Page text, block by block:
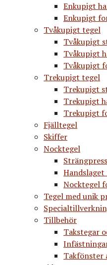
Enkupigt
Enkupigt
Tvåkupigt tegel
Tvåkupigt
Tvåkupigt
Tvåkupigt
Trekupigt tegel
Trekupigt
Trekupigt
Trekupigt
Fjälltegel
Skiffer
Nocktegel
Nocktegel
Tegel med unik
Tillbehör
Takstegar
Takfönster